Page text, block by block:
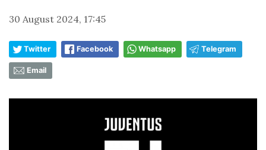
30 August 2024, 17:45
Twitter Facebook Whatsapp Telegram
Email